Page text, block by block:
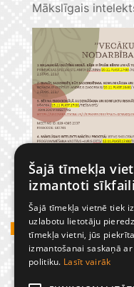
Mākslīgais
GADĪJUMBILDES
Šajā tīmekļa
izmantoti sīkfaili
Šajā tīmekļa vietnē tiek
uzlabotu lietotāju
tīmekļa vietni, jūs
izmantošanai saskaņā
politiku. Lasīt vairāk